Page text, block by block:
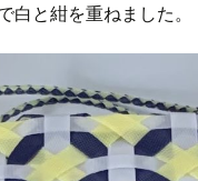
白と紺を重ねました。